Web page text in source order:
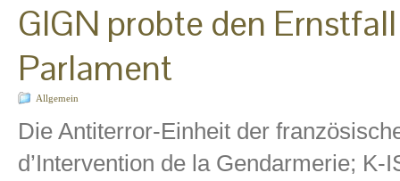
GIGN probte den
Parlament
Allgemein
Die Antiterror-Einheit der
d’Intervention de la Gendarmerie;